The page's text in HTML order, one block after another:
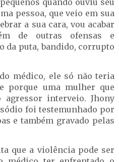
quando ouviu seu
pessoa, que veio em sua
a sua cara, vou acabar
de outras ofensas e
da puta, bandido, corrupto
médico, ele só não teria
porque uma mulher que
agressor interveio. Jhony
foi testemunhado por
e também gravado pelas
que a violência pode ser